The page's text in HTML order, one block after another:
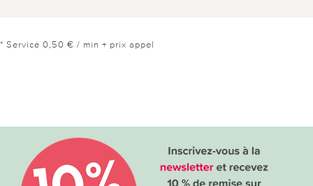
* Service 0,50 € / min + prix appel